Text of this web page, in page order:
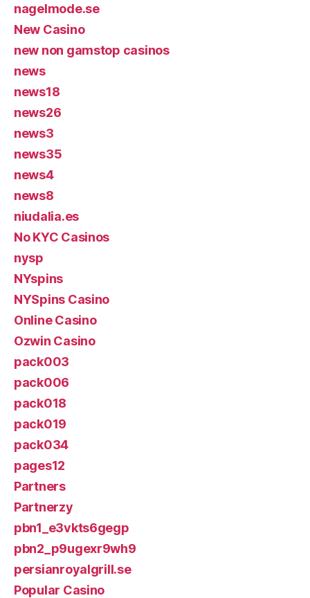
nagelmode.se
New Casino
new non gamstop casinos
news
news18
news26
news3
news35
news4
news8
niudalia.es
No KYC Casinos
nysp
NYspins
NYSpins Casino
Online Casino
Ozwin Casino
pack003
pack006
pack018
pack019
pack034
pages12
Partners
Partnerzy
pbn1_e3vkts6gegp
pbn2_p9ugexr9wh9
persianroyalgrill.se
Popular Casino